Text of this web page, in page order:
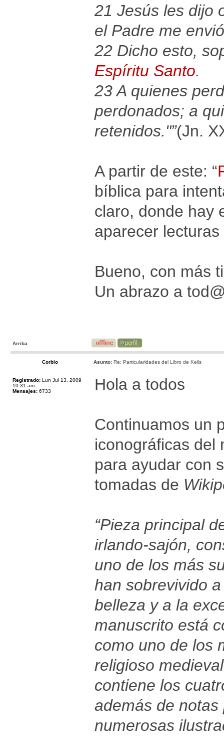
21 Jesús les dijo
el Padre me
22 Dicho esto,
Espíritu Santo.
23 A quienes
perdonados; a
retenidos."”(Jn.
A partir de este: “
bíblica para
claro, donde hay
aparecer
Bueno, con más
Un abrazo a
Arriba
Corbio Asunto: Re: Particularidades del Libro de Kells
Registrado: Lun Jul 13, 2009
10:31 am
Mensajes: 6733 Hola a todos
Continuamos un
iconográficas del
para ayudar con
tomadas de
“Pieza principal
irlando-sajón,
uno de los más
han sobrevivido
belleza y a la
manuscrito está
como uno de los
religioso
contiene los
además de
numerosas